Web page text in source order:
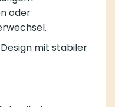
oder
mit stabiler